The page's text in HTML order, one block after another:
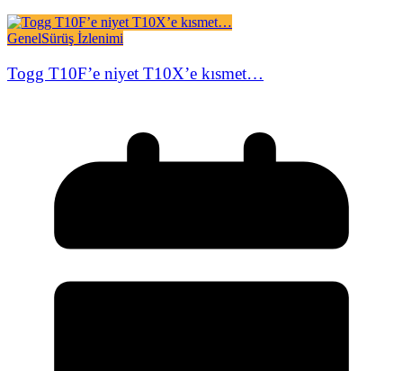
GenelSürüş İzlenimi
Togg T10F’e niyet T10X’e kısmet…